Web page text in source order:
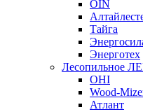
OIN
Тайга
Энерготех
Лесопильное
OHI
Wood-
Атлант